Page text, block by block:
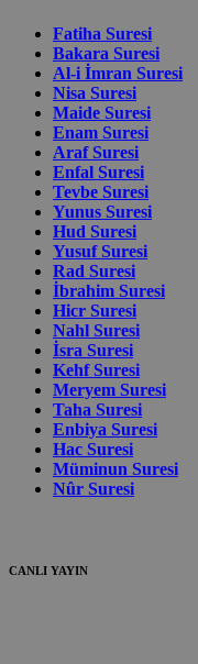
Fatiha Suresi
Bakara Suresi
Al-i İmran Suresi
Nisa Suresi
Maide Suresi
Enam Suresi
Araf Suresi
Enfal Suresi
Tevbe Suresi
Yunus Suresi
Hud Suresi
Yusuf Suresi
Rad Suresi
İbrahim Suresi
Hicr Suresi
Nahl Suresi
İsra Suresi
Kehf Suresi
Meryem Suresi
Taha Suresi
Enbiya Suresi
Hac Suresi
Müminun Suresi
Nûr Suresi
CANLI YAYIN